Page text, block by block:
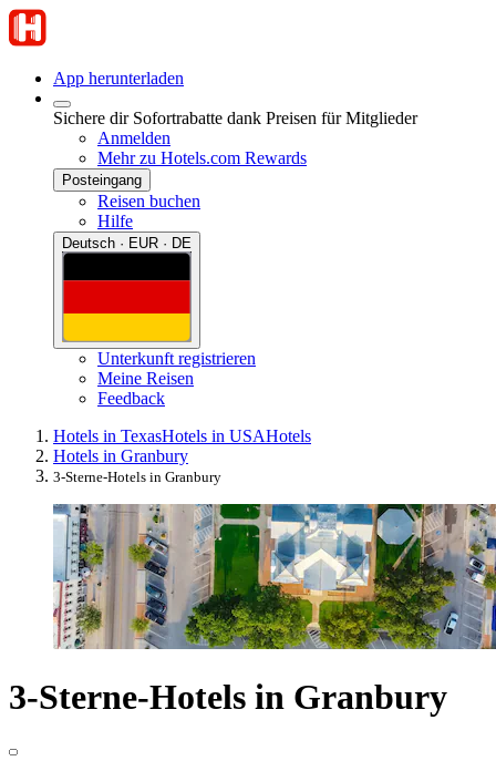
App herunterladen
Sichere dir Sofortrabatte dank Preisen für Mitglieder
Anmelden
Mehr zu Hotels.com Rewards
Posteingang
Reisen buchen
Hilfe
Deutsch · EUR · DE
Unterkunft registrieren
Meine Reisen
Feedback
Hotels in TexasHotels in USAHotels
Hotels in Granbury
3-Sterne-Hotels in Granbury
3-Sterne-Hotels in Granbury